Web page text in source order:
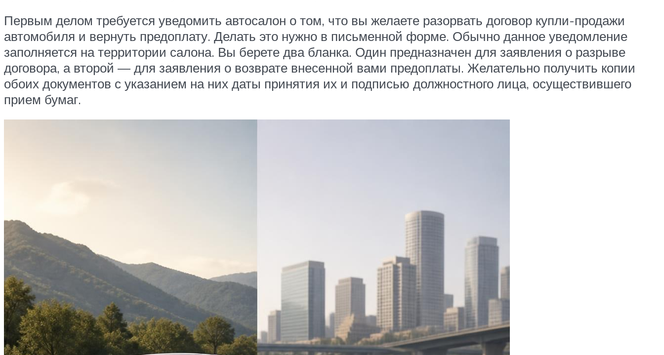
Первым делом требуется уведомить автосалон о том, что вы желаете разорвать договор купли-продажи
автомобиля и вернуть предоплату. Делать это нужно в письменной форме. Обычно данное уведомление
заполняется на территории салона. Вы берете два бланка. Один предназначен для заявления о разрыве
договора, а второй — для заявления о возврате внесенной вами предоплаты. Желательно получить копии
обоих документов с указанием на них даты принятия их и подписью должностного лица, осуществившего
прием бумаг.